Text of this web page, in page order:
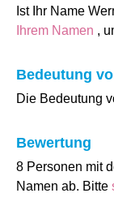
Ist Ihr Name
Ihrem Namen ,
Bedeutung
Die Bedeutung
Bewertung
8 Personen mit
Namen ab. Bitte